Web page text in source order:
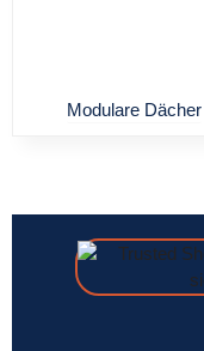
Modulare Dächer